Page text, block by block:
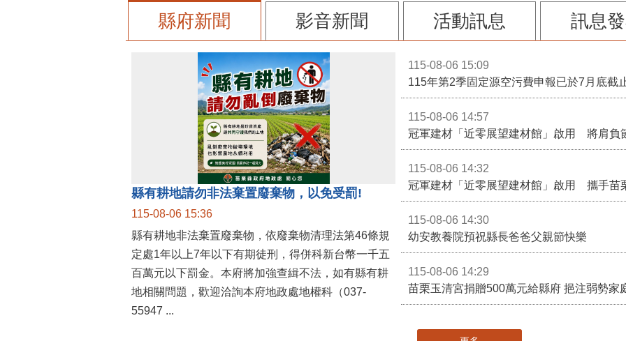
縣府新聞 影音新聞 活動訊息 訊息
縣有耕地請勿非法棄置廢棄物，以免受罰!
115-08-06 15:36
縣有耕地非法棄置廢棄物，依廢棄物清理法第46條規
定處1年以上7年以下有期徒刑，得併科新台幣一千五
百萬元以下罰金。本府將加強查緝不法，如有縣有耕
地相關問題，歡迎洽詢本府地政處地權科（037-
115-08-06 15:09
115-08-06 14:57
冠軍建材「近零展望建材館」啟用 將肩負
115-08-06 14:32
冠軍建材「近零展望建材館」啟用 攜手苗
115-08-06 14:30
幼安教養院預祝縣長爸爸父親節快樂
115-08-06 14:29
苗栗玉清宮捐贈500萬元給縣府 挹注弱勢家